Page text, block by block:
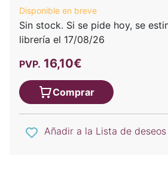
Disponible en breve
Sin stock. Si se pide hoy, se
librería el 17/08/26
PVP. 16,10€
Comprar
Añadir a la Lista de deseos